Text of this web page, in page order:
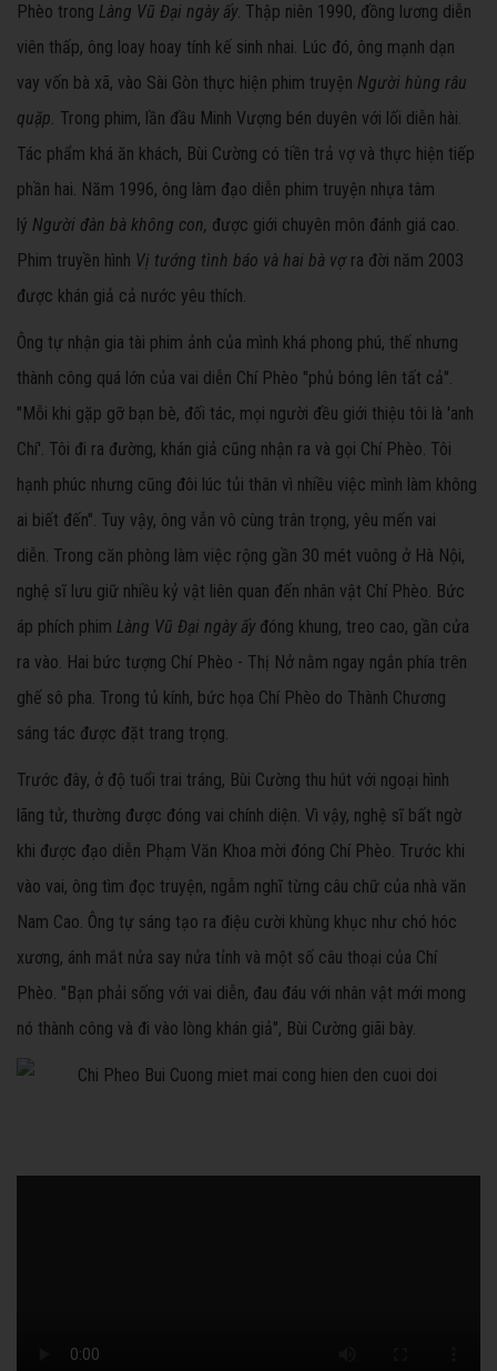
Phèo trong Làng Vũ Đại ngày ấy. Thập niên 1990, đồng lương diễn
viên thấp, ông loay hoay tính kế sinh nhai. Lúc đó, ông mạnh dạn
vay vốn bà xã, vào Sài Gòn thực hiện phim truyện Người hùng râu
quặp. Trong phim, lần đầu Minh Vượng bén duyên với lối diễn hài.
Tác phẩm khá ăn khách, Bùi Cường có tiền trả vợ và thực hiện tiếp
phần hai. Năm 1996, ông làm đạo diễn phim truyện nhựa tâm
lý Người đàn bà không con, được giới chuyên môn đánh giá cao.
Phim truyền hình Vị tướng tình báo và hai bà vợ ra đời năm 2003
được khán giả cả nước yêu thích.
Ông tự nhận gia tài phim ảnh của mình khá phong phú, thế nhưng
thành công quá lớn của vai diễn Chí Phèo "phủ bóng lên tất cả".
"Mỗi khi gặp gỡ bạn bè, đối tác, mọi người đều giới thiệu tôi là 'anh
Chí'. Tôi đi ra đường, khán giả cũng nhận ra và gọi Chí Phèo. Tôi
hạnh phúc nhưng cũng đôi lúc tủi thân vì nhiều việc mình làm không
ai biết đến". Tuy vậy, ông vẫn vô cùng trân trọng, yêu mến vai
diễn. Trong căn phòng làm việc rộng gần 30 mét vuông ở Hà Nội,
nghệ sĩ lưu giữ nhiều kỷ vật liên quan đến nhân vật Chí Phèo. Bức
áp phích phim Làng Vũ Đại ngày ấyđóng khung, treo cao, gần cửa
ra vào. Hai bức tượng Chí Phèo - Thị Nở nằm ngay ngắn phía trên
ghế sô pha. Trong tủ kính, bức họa Chí Phèo do Thành Chương
sáng tác được đặt trang trọng.
Trước đây, ở độ tuổi trai tráng, Bùi Cường thu hút với ngoại hình
lãng tử, thường được đóng vai chính diện. Vì vậy, nghệ sĩ bất ngờ
khi được đạo diễn Phạm Văn Khoa mời đóng Chí Phèo. Trước khi
vào vai, ông tìm đọc truyện, ngẫm nghĩ từng câu chữ của nhà văn
Nam Cao. Ông tự sáng tạo ra điệu cười khùng khục như chó hóc
xương, ánh mắt nửa say nửa tỉnh và một số câu thoại của Chí
Phèo. "Bạn phải sống với vai diễn, đau đáu với nhân vật mới mong
nó thành công và đi vào lòng khán giả", Bùi Cường giãi bày.